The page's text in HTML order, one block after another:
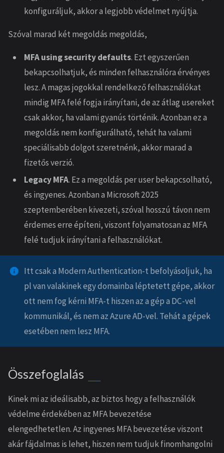
konfiguráljuk, akkor a legjobb védelmet nyújtja.
Szóval marad két megoldás megoldás,
MFA using security defaults. Ezt egyszerűen
bekapcsolhatjuk, és minden felhasználóra érvényes
lesz. A magas jogokkal rendelkező felhasználókat
mindig MFA felé fogja irányítani, de az átlag usereket
csak akkor, ha valami gyanús történik. Azonban ez a
megoldás nem konfigurálható, tehát ha valami
speciálisabb dolgot szeretnénk, akkor marad a
fizetős verzió.
Legacy MFA. Ez a megoldás per user bekapcsolható,
és ingyenes. Azonban a Microsoft 2025
szeptemberében kivezeti, szóval hosszú távon nem
érdemes erre építeni, viszont folyamatosan az MFA
felé tudjuk irányítani a felhasználókat.
Itt csak a Modern Authentication-t befolyásoljuk, ha
pl van valakinek egy domainba léptetett gépe, akkor
ott nem fog kérni MFA-t hiszen az a gép a DC-vel
kommunikál, és nem az Azure AD-vel. Tehát a gépek
esetében nem lesz MFA.
Összefoglalás
Kinek mi az ideálisabb, az biztos hogy a felhasználók
védelme érdekében az MFA bevezetése
elengedhetetlen. Az ingyenes MFA bevezetése viszont
akár fájdalmas is lehet, hiszen nem tudjuk finomhangolni